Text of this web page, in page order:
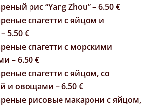
рис “Yang Zhou” – 6.50 €
спагетти с яйцом и
5.50 €
спагетти с морскими
– 6.50 €
спагетти с яйцом, со
и овощами – 6.50 €
рисовые макарони с яйцом,